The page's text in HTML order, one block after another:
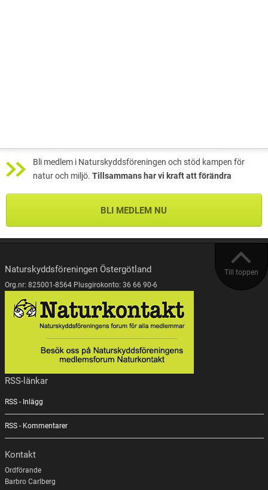
Bli medlem i Naturskyddsföreningen och stöd kampen för
natur och miljö. Tillsammans har vi kraft att förändra
BLI MEDLEM NU
Till toppen
Naturskyddsföreningen Östergötland
Org.nr: 825001-8564 Plusgirokonto: 36 66 90-6
RSS-länkar
RSS - Inlägg
RSS - Kommentarer
Kontakt
Ordförande
Barbro Carlberg